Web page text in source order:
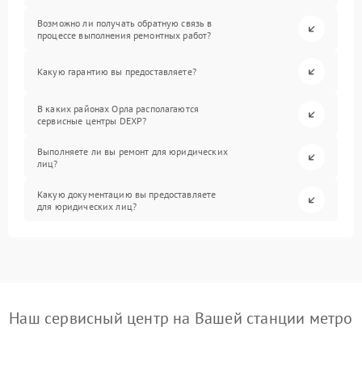
Возможно ли получать обратную связь в
процессе выполнения ремонтных работ?
Какую гарантию вы предоставляете?
В каких районах Орла располагаются
сервисные центры DEXP?
Выполняете ли вы ремонт для юридических
лиц?
Какую документацию вы предоставляете
для юридических лиц?
Наш сервисный центр на Вашей станции метро